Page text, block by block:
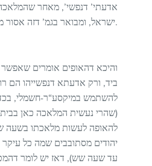
אדעתי’ דנפשי’, מאחר
ישראל, ומבואר בגמ’ דזה אסור מטעם מראית העין.
והיכא דהאופים אומרים
ביד, ורק אדעתא דנפשייהו הם
להשתמש במיקסע“ר-חשמלי,
(שהרי נעשית המלאכה כאן
להאופה לעשות מלאכתו בשעה
יהודים מסתובבים שמה כל
עד שעה שש), דאז יש לומר